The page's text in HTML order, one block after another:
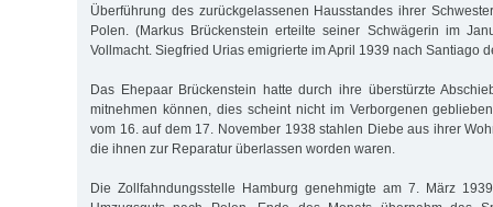
Überführung des zurückgelassenen Hausstandes ihrer
Polen. (Markus Brückenstein erteilte seiner Schwägerin im
Vollmacht. Siegfried Urias emigrierte im April 1939 nach Santiago
Das Ehepaar Brückenstein hatte durch ihre überstürzte
mitnehmen können, dies scheint nicht im Verborgenen
vom 16. auf dem 17. November 1938 stahlen Diebe aus ihrer
die ihnen zur Reparatur überlassen worden waren.
Die Zollfahndungsstelle Hamburg genehmigte am 7. März